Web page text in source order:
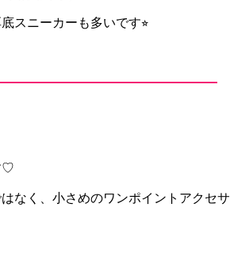
スニーカーも多いです⭐︎
♡
なく、小さめのワンポイントアクセサ